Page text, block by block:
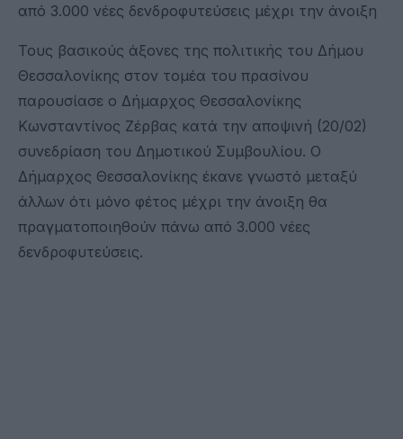
από 3.000 νέες δενδροφυτεύσεις μέχρι την άνοιξη
Τους βασικούς άξονες της πολιτικής του Δήμου
Θεσσαλονίκης στον τομέα του πρασίνου
παρουσίασε ο Δήμαρχος Θεσσαλονίκης
Κωνσταντίνος Ζέρβας κατά την αποψινή (20/02)
συνεδρίαση του Δημοτικού Συμβουλίου. Ο
Δήμαρχος Θεσσαλονίκης έκανε γνωστό μεταξύ
άλλων ότι μόνο φέτος μέχρι την άνοιξη θα
πραγματοποιηθούν πάνω από 3.000 νέες
δενδροφυτεύσεις.